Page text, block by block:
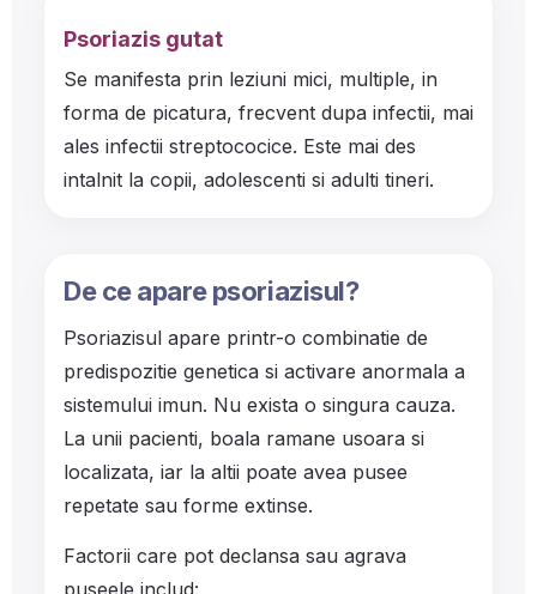
Psoriazis gutat
Se manifesta prin leziuni mici, multiple, in
forma de picatura, frecvent dupa infectii, mai
ales infectii streptococice. Este mai des
intalnit la copii, adolescenti si adulti tineri.
De ce apare psoriazisul?
Psoriazisul apare printr-o combinatie de
predispozitie genetica si activare anormala a
sistemului imun. Nu exista o singura cauza.
La unii pacienti, boala ramane usoara si
localizata, iar la altii poate avea pusee
repetate sau forme extinse.
Factorii care pot declansa sau agrava
puseele includ: